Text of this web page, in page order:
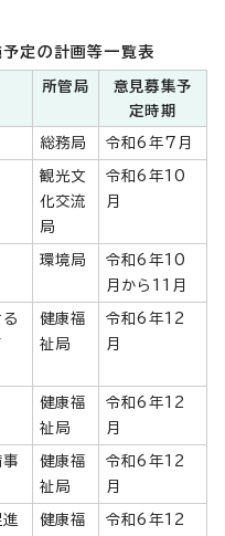
予定の計画等一覧表
所管局
意見募集予
定時期
総務局 令和6年7月
観光文
化交流
局
令和6年10
月
環境局
令和6年10
月から11月
健康福
祉局
令和6年12
月
健康福
祉局
令和6年12
月
健康福
祉局
令和6年12
月
健康福
令和6年12